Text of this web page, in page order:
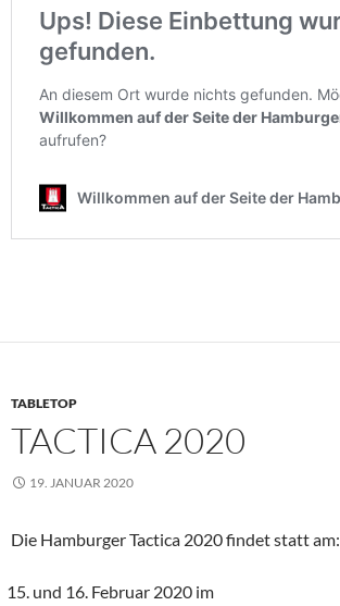
TABLETOP
TACTICA 2020
19. JANUAR 2020
Die Hamburger Tactica 2020 findet statt am:
und 16. Februar 2020 im